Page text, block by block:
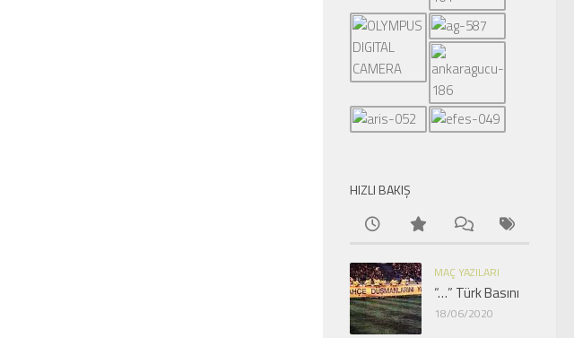
HIZLI BAKIŞ
MAÇ YAZILARI
“…” Türk Basını
18/06/2020